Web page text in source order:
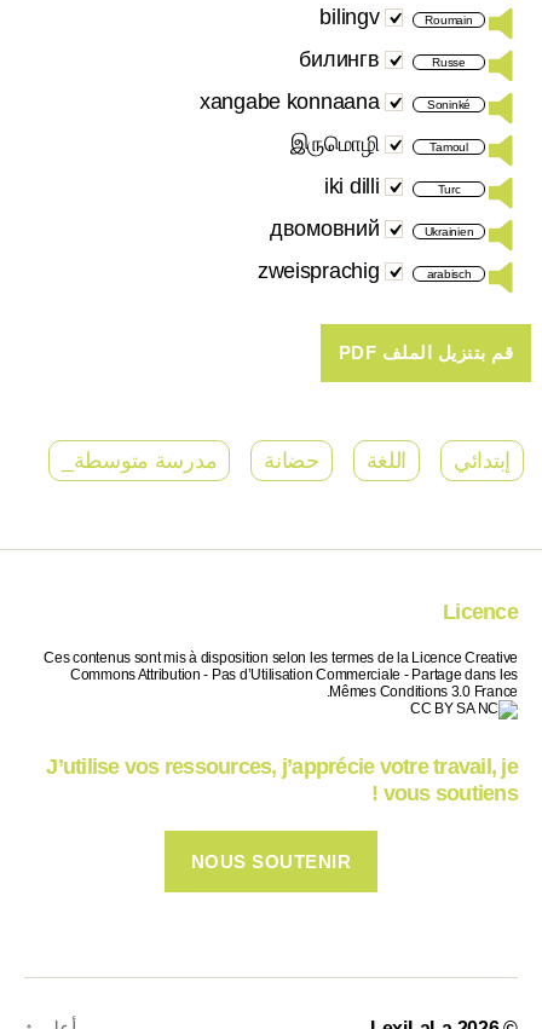
Roumain
bilingv
Russe
билингв
Soninké
xangabe konnaana
Tamoul
இருமொழி
Turc
iki dilli
Ukrainien
двомовний
arabisch
zweisprachig
إبتدائي اللغة حضانة مدرسة متوسطة_
Licence
Ces contenus sont mis à disposition selon les termes de la Licence Creative
Commons Attribution - Pas d’Utilisation Commerciale - Partage dans les
Mêmes Conditions 3.0 France.
J’utilise vos ressources, j’apprécie votre travail, je
vous soutiens !
NOUS SOUTENIR